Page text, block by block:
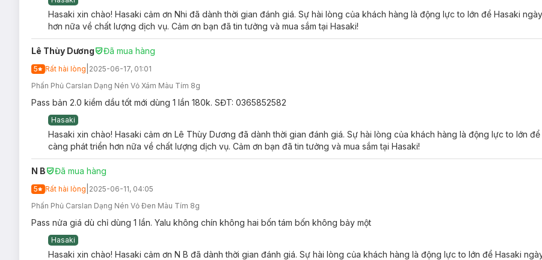
Hasaki xin chào! Hasaki cảm ơn Nhi đã dành thời gian đánh giá. Sự hài lòng của khách hàng là động lực to lớn để Hasaki
hơn nữa về chất lượng dịch vụ. Cảm ơn bạn đã tin tưởng và mua sắm tại Hasaki!
Lê Thùy Dương Đã mua hàng
5 Rất hài lòng 2025-06-17, 01:01
Phấn Phủ Carslan Dạng Nén Vỏ Xám Màu Tím 8g
Pass bản 2.0 kiềm dầu tốt mới dùng 1 lần 180k. SĐT: 0365852582
Hasaki
Hasaki xin chào! Hasaki cảm ơn Lê Thùy Dương đã dành thời gian đánh giá. Sự hài lòng của khách hàng là động lực to lớn
càng phát triển hơn nữa về chất lượng dịch vụ. Cảm ơn bạn đã tin tưởng và mua sắm tại Hasaki!
N B Đã mua hàng
5 Rất hài lòng 2025-06-11, 04:05
Phấn Phủ Carslan Dạng Nén Vỏ Đen Màu Tím 8g
Pass nửa giá dù chỉ dùng 1 lần. Yalu không chín không hai bốn tám bốn không bảy một
Hasaki
Hasaki xin chào! Hasaki cảm ơn N B đã dành thời gian đánh giá. Sự hài lòng của khách hàng là động lực to lớn để Hasaki